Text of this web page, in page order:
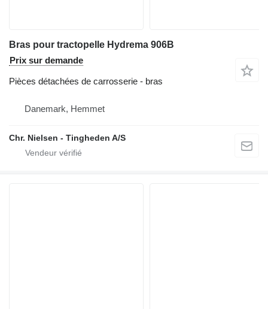
Bras pour tractopelle Hydrema 906B
Prix sur demande
Pièces détachées de carrosserie - bras
Danemark, Hemmet
Chr. Nielsen - Tingheden A/S